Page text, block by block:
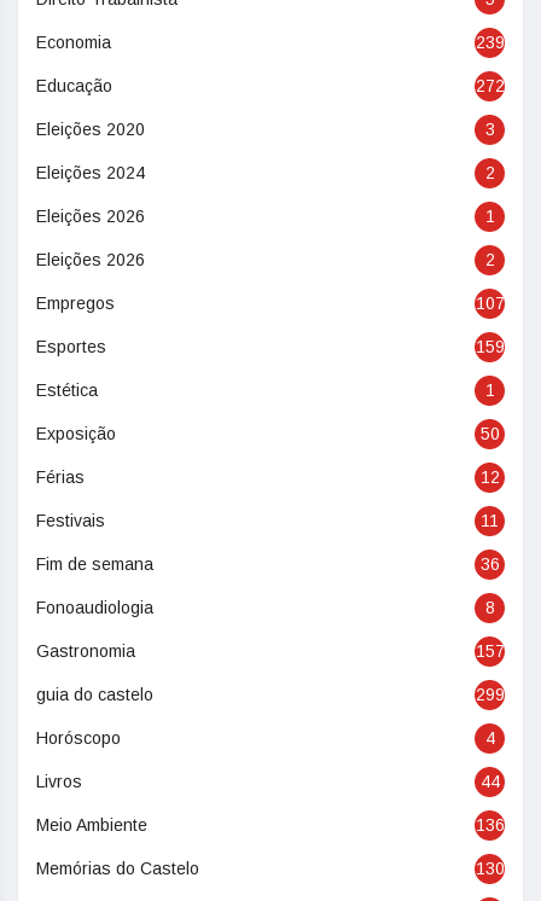
Economia 239
Educação 272
Eleições 2020 3
Eleições 2024 2
Eleições 2026 1
Eleições 2026 2
Empregos 107
Esportes 159
Estética 1
Exposição 50
Férias 12
Festivais 11
Fim de semana 36
Fonoaudiologia 8
Gastronomia 157
guia do castelo 299
Horóscopo 4
Livros 44
Meio Ambiente 136
Memórias do Castelo 130